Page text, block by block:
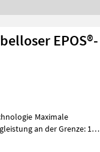
EPOS®-
Maximale
an der Grenze: 11 °